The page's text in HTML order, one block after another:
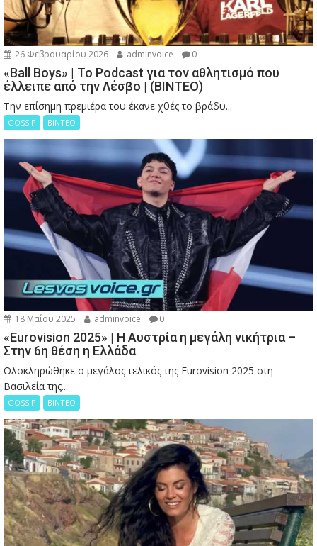
26 Φεβρουαρίου 2026 adminvoice 0
«Ball Boys» | Το Podcast για τον αθλητισμό που
έλλειπε από την Λέσβο | (ΒΙΝΤΕΟ)
Την επίσημη πρεμιέρα του έκανε χθές το βράδυ...
GOSSIP ΒΙΝΤΕΟ
18 Μαΐου 2025 adminvoice 0
«Eurovision 2025» | Η Αυστρία η μεγάλη νικήτρια –
Στην 6η θέση η Ελλάδα
Ολοκληρώθηκε ο μεγάλος τελικός της Eurovision 2025 στη
Βασιλεία της...
GOSSIP ΒΙΝΤΕΟ